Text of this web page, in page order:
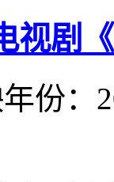
视剧
年份：